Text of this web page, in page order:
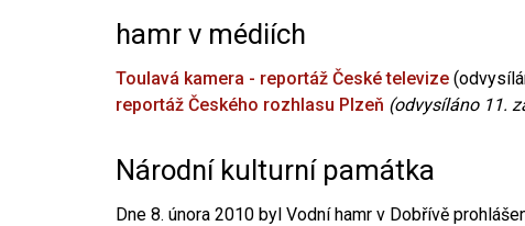
hamr v médiích
Toulavá kamera - reportáž České televize
reportáž Českého rozhlasu Plzeň (odvysíláno 11.
Národní kulturní památka
Dne 8. února 2010 byl Vodní hamr v Dobřívě